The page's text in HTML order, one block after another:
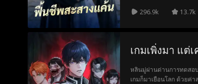
296.9k 13.7k
เกมเพิ่งมา แต่
หลินมู่ผ่านด่านการทดสอ
เกมก็มาเยือนโลก ด้วยค่